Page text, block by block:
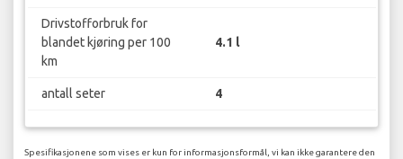
Drivstofforbruk for
blandet kjøring per 100
km
4.1 l
antall seter 4
Spesifikasjonene som vises er kun for informasjonsformål, vi kan ikke garantere den